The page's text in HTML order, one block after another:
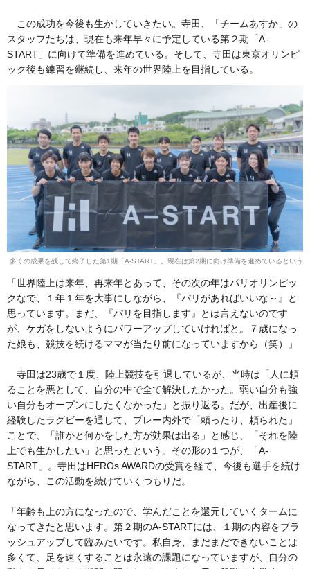
この成功を今後も生かしていきたい。寺田、「チームあすか」の
スタッフたちは、現在も来年早々に予定している第２期「A-
START」に向けて準備を進めている。そして、寺田は東京オリンピ
ック後も練習を継続し、来年の世界陸上を目指している。
多くの成果を残して終了した第1期「A-START」。現在は第2期に向け準備を進めているという
「世界陸上は来年、再来年とあって、その次の年はパリオリンピッ
クなで、１年１年を大事にしながら、『パリがあればいいな～』と
思っています。まだ、『パリを目指します』とは言えないのです
が、ケガをしないようにパワーアップしていければと。７歳になっ
た娘も、競技を続けるママが当たり前になっていますから（笑）」
寺田は23歳で１度、陸上競技を引退しているが、当時は「人に頼
ることを悪として、自分の中で全て解決したかった。弱い自分も強
い自分もオープンにしたくなかった」と振り返る。だが、出産後に
経験したラグビーを通して、プレー内外で「頼ったり、頼られた」
ことで、「誰かと何かをした方が効果は出る」と感じ、「それを陸
上でも生かしたい」と思ったという。その形の１つが、「A-
START」。寺田はHEROs AWARDの受賞を経て、今後も選手を続け
ながら、この活動を続けていくつもりだ。
「年齢も上の方になったので、学んだことを還元していくタームに
なってきたと思います。第２期のA-STARTには、１期の内容をブラ
ッシュアップして臨みたいです。私自身、まだまだできないことは
多くて、足を速くすることは永遠の課題になっていますが、自分の